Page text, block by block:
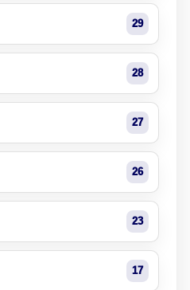
29
28
27
26
23
17